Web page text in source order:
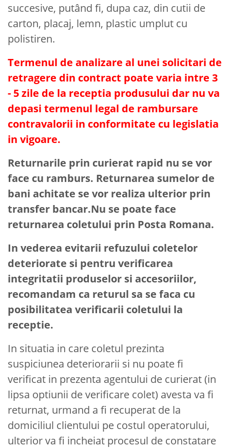
succesive, putând fi, dupa caz, din cutii de
carton, placaj, lemn, plastic umplut cu
polistiren.
Termenul de analizare al unei solicitari de
retragere din contract poate varia intre 3
- 5 zile de la receptia produsului dar nu va
depasi termenul legal de rambursare
contravalorii in conformitate cu legislatia
in vigoare.
Returnarile prin curierat rapid nu se vor
face cu ramburs. Returnarea sumelor de
bani achitate se vor realiza ulterior prin
transfer bancar.Nu se poate face
returnarea coletului prin Posta Romana.
In vederea evitarii refuzului coletelor
deteriorate si pentru verificarea
integritatii produselor si accesoriilor,
recomandam ca returul sa se faca cu
posibilitatea verificarii coletului la
receptie.
In situatia in care coletul prezinta
suspiciunea deteriorarii si nu poate fi
verificat in prezenta agentului de curierat (in
lipsa optiunii de verificare colet) avesta va fi
returnat, urmand a fi recuperat de la
domiciliul clientului pe costul operatorului,
ulterior va fi incheiat procesul de constatare